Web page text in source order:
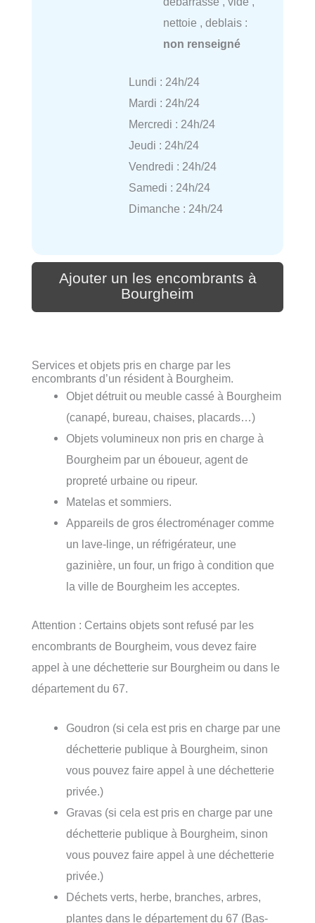
nettoie , deblais :
non renseigné
Lundi : 24h/24
Mardi : 24h/24
Mercredi : 24h/24
Jeudi : 24h/24
Vendredi : 24h/24
Samedi : 24h/24
Dimanche : 24h/24
Ajouter un les encombrants à
Bourgheim
Services et objets pris en charge par les
encombrants d’un résident à Bourgheim.
Objet détruit ou meuble cassé à Bourgheim
(canapé, bureau, chaises, placards…)
Objets volumineux non pris en charge à
Bourgheim par un éboueur, agent de
propreté urbaine ou ripeur.
Matelas et sommiers.
Appareils de gros électroménager comme
un lave-linge, un réfrigérateur, une
gazinière, un four, un frigo à condition que
la ville de Bourgheim les acceptes.
Attention : Certains objets sont refusé par les
encombrants de Bourgheim, vous devez faire
appel à une déchetterie sur Bourgheim ou dans le
département du 67.
Goudron (si cela est pris en charge par une
déchetterie publique à Bourgheim, sinon
vous pouvez faire appel à une déchetterie
privée.)
Gravas (si cela est pris en charge par une
déchetterie publique à Bourgheim, sinon
vous pouvez faire appel à une déchetterie
privée.)
Déchets verts, herbe, branches, arbres,
plantes dans le département du 67 (Bas-